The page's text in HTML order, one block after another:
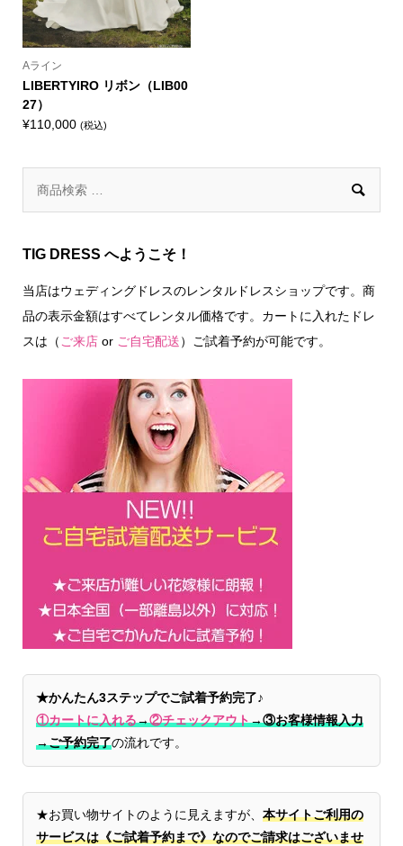
Aライン
LIBERTYIRO リボン（LIB00
27）
¥110,000 (税込)

TIG DRESS へようこそ！
当店はウェディングドレスのレンタルドレスショップです。商
品の表示金額はすべてレンタル価格です。カートに入れたドレ
スは（ご来店or ご自宅配送）ご試着予約が可能です。
★かんたん3ステップでご試着予約完了♪
①カートに入れる→②チェックアウト→③お客様情報入力
→ご予約完了の流れです。
★お買い物サイトのように見えますが、 本サイトご利用の
サービスは《ご試着予約まで》なのでご請求はございませ